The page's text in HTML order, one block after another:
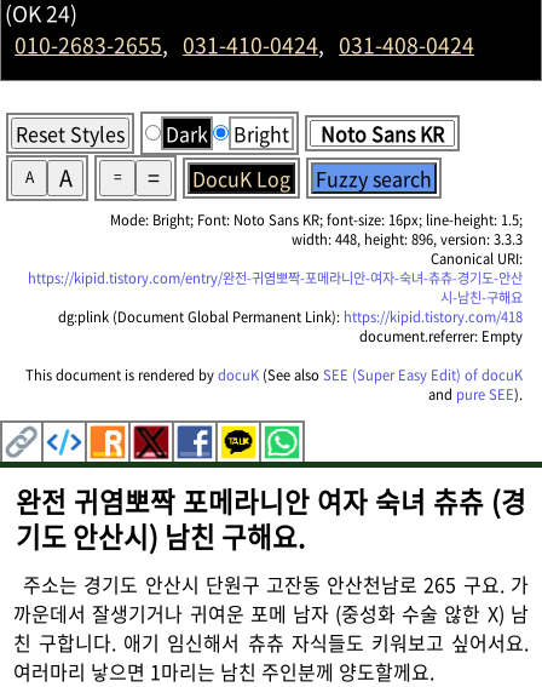
(OK 24)
010-2683-2655, 031-410-0424, 031-408-0424
Reset Styles Dark Bright
A A = = DocuK Log Fuzzy search
Mode: Bright; Font: Noto Sans KR; font-size: 16px; line-height: 1.5;
width: 448, height: 896, version: 3.3.3
Canonical URI:
https://kipid.tistory.com/entry/완전-귀염뽀짝-포메라니안-여자-숙녀-츄츄-경기도-안산
시-남친-구해요
dg:plink (Document Global Permanent Link): https://kipid.tistory.com/418
document.referrer: Empty
This document is rendered bydocuK (See alsoSEE (Super Easy Edit) of docuK
and pure SEE).
완전 귀염뽀짝 포메라니안 여자 숙녀 츄츄 (경
기도 안산시) 남친 구해요.
주소는 경기도 안산시 단원구 고잔동 안산천남로 265 구요. 가
까운데서 잘생기거나 귀여운 포메 남자 (중성화 수술 않한 X) 남
친 구합니다. 애기 임신해서 츄츄 자식들도 키워보고 싶어서요.
여러마리 낳으면 1마리는 남친 주인분께 양도할께요.